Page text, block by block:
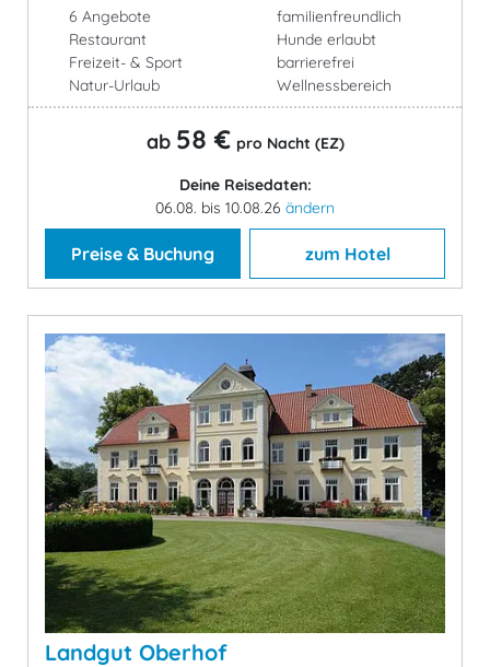
6 Angebote
Restaurant
Freizeit- & Sport
Natur-Urlaub
familienfreundlich
Hunde erlaubt
barrierefrei
Wellnessbereich
ab 58 € pro Nacht (EZ)
Deine Reisedaten:
06.08. bis 10.08.26 ändern
Preise & Buchung zum Hotel
Landgut Oberhof